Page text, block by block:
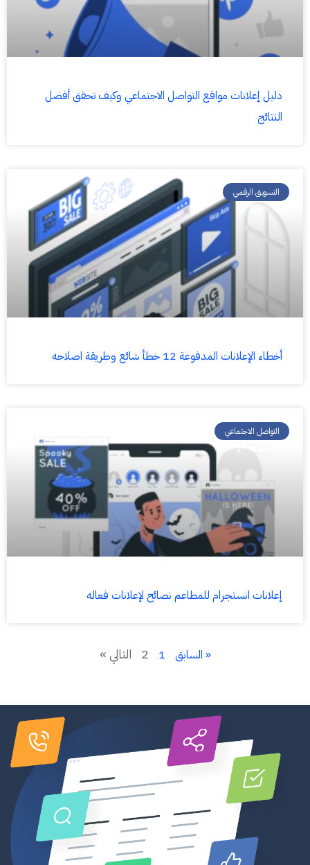
دليل إعلانات مواقع التواصل الاجتماعي وكيف تحقق أفضل
النتائج
التسويق الرقمي
أخطاء الإعلانات المدفوعة 12 خطأ شائع وطريقة اصلاحه
التواصل الاجتماعي
إعلانات انستجرام للمطاعم نصائح لإعلانات فعاله
« السابق 1
2 التالي »